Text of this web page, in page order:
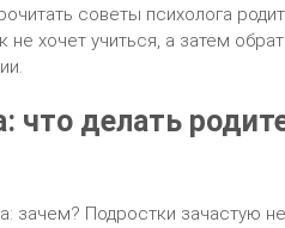
советы психолога
хочет учиться, а затем
что делать
зачем? Подростки зачастую